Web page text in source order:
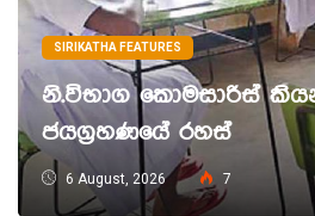
SIRIKATHA FEATURES
නි.විභාග කොමසාරිස්
ජයග්‍රහණයේ රහස්
6 August, 2026 7